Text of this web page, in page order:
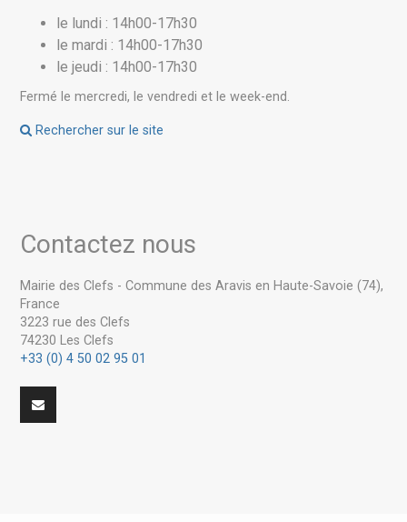
le lundi : 14h00-17h30
le mardi : 14h00-17h30
le jeudi : 14h00-17h30
Fermé le mercredi, le vendredi et le week-end.
Rechercher sur le site
Contactez nous
Mairie des Clefs - Commune des Aravis en Haute-Savoie (74),
France
3223 rue des Clefs
74230 Les Clefs
+33 (0) 4 50 02 95 01